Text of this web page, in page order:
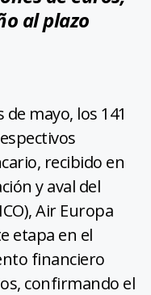
al plazo
mayo, los 141
recibido en
y aval del
Air Europa
etapa en el
financiero
confirmando el